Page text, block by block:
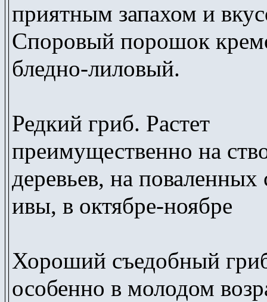
приятным запахом и
Споровый порошок
бледно-лиловый.
Редкий гриб. Растет
преимущественно на
деревьев, на поваленных
ивы, в октябре-ноябре
Хороший съедобный
особенно в молодом